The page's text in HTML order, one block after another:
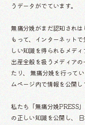
うデータがでています。
無痛分娩がまだ認知され
もって、インターネット
しい知識を得られるメデ
出産全般を扱うメディア
たり、 無痛分娩を行って
ムページ内で情報を公開し
私たち「無痛分娩PRESS
の正しい知識を公開し、